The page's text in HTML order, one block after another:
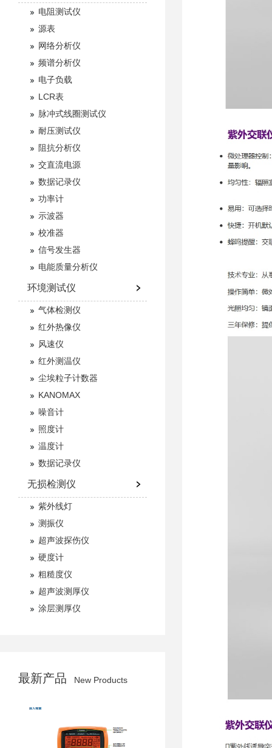
电阻测试仪
源表
网络分析仪
频谱分析仪
电子负载
LCR表
脉冲式线圈测试仪
耐压测试仪
阻抗分析仪
交直流电源
数据记录仪
功率计
示波器
校准器
信号发生器
电能质量分析仪
环境测试仪
气体检测仪
红外热像仪
风速仪
红外测温仪
尘埃粒子计数器
KANOMAX
噪音计
照度计
温度计
数据记录仪
无损检测仪
紫外线灯
测振仪
超声波探伤仪
硬度计
粗糙度仪
超声波测厚仪
涂层测厚仪
最新产品 New Products